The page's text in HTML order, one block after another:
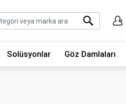
Solüsyonlar Göz Damlaları